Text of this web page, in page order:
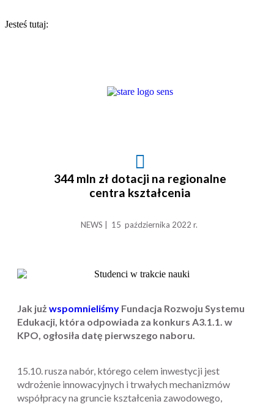
Jesteś tutaj:
344 mln zł dotacji na regionalne
centra kształcenia
NEWS | 15 października 2022 r.
Jak już wspomnieliśmy Fundacja Rozwoju Systemu
Edukacji, która odpowiada za konkurs A3.1.1. w
KPO, ogłosiła datę pierwszego naboru.
15.10. rusza nabór, którego celem inwestycji jest
wdrożenie innowacyjnych i trwałych mechanizmów
współpracy na gruncie kształcenia zawodowego,